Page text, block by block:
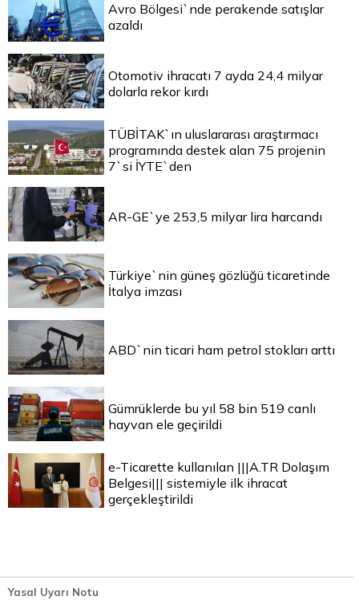
Avro Bölgesi`nde perakende satışlar
azaldı
Otomotiv ihracatı 7 ayda 24,4 milyar
dolarla rekor kırdı
TÜBİTAK`ın uluslararası araştırmacı
programında destek alan 75 projenin
7`si İYTE`den
AR-GE`ye 253,5 milyar lira harcandı
Türkiye`nin güneş gözlüğü ticaretinde
İtalya imzası
ABD`nin ticari ham petrol stokları arttı
Gümrüklerde bu yıl 58 bin 519 canlı
hayvan ele geçirildi
e-Ticarette kullanılan |||A.TR Dolaşım
Belgesi||| sistemiyle ilk ihracat
gerçekleştirildi
Yasal Uyarı Notu